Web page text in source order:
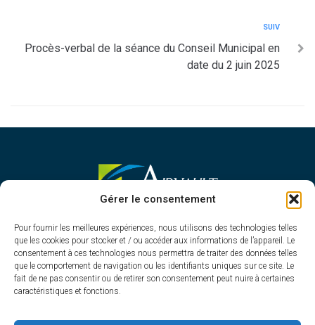
Gérer le consentement
Pour fournir les meilleures expériences, nous utilisons des technologies telles
que les cookies pour stocker et / ou accéder aux informations de l’appareil. Le
consentement à ces technologies nous permettra de traiter des données telles
que le comportement de navigation ou les identifiants uniques sur ce site. Le
fait de ne pas consentir ou de retirer son consentement peut nuire à certaines
caractéristiques et fonctions.
SUIV
Procès-verbal de la séance du Conseil Municipal en
date du 2 juin 2025
MAIRIE D'AIRVAULT
1 Rue Constant Balquet,
79600 Airvault
05 49 64 70 13
Contacter la mairie